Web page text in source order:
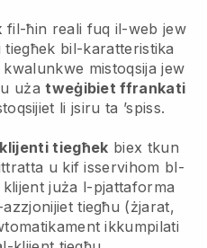
fil-ħin reali fuq il-web jew
bil-karatteristika
mistoqsija jew
u użatweġibiet ffrankati
li jsiru ta ’spiss.
tiegħek biex tkun
u kif isservihom bl-
juża l-pjattaforma
tiegħu (żjarat,
ikkumpilati